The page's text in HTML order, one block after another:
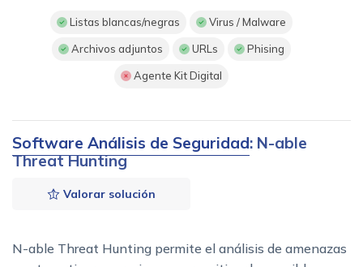
Listas blancas/negras Virus / Malware
Archivos adjuntos URLs Phising
Agente Kit Digital
Software Análisis de Seguridad: N-able
Threat Hunting
Valorar solución
N-able Threat Hunting permite el análisis de amenazas